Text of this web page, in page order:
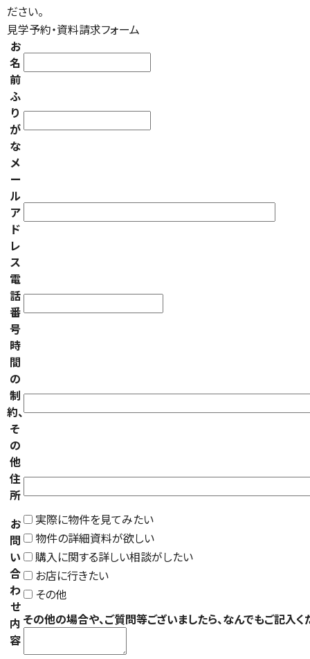
ださい。
見学予約・資料請求フォーム
お
名
前
ふ
り
が
な
メ
ー
ル
ア
ド
レ
ス
電
話
番
号
時
間
の
制
約、
そ
の
他
住
所
お
問
い
合
わ
せ
内
容
実際に物件を見てみたい
物件の詳細資料が欲しい
購入に関する詳しい相談がしたい
お店に行きたい
その他
その他の場合や、ご質問等ございましたら、なんでもご記入く